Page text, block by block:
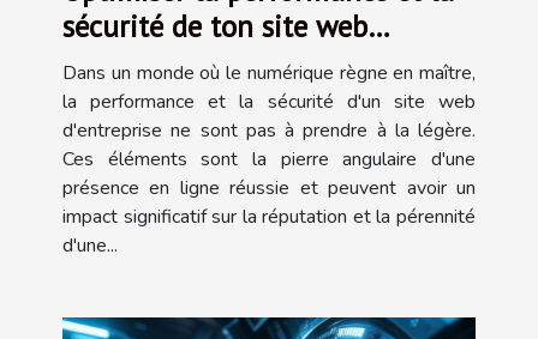
sécurité de ton site web
d'entreprise
Dans un monde où le numérique règne en maître,
la performance et la sécurité d'un site web
d'entreprise ne sont pas à prendre à la légère.
Ces éléments sont la pierre angulaire d'une
présence en ligne réussie et peuvent avoir un
impact significatif sur la réputation et la pérennité
d'une...